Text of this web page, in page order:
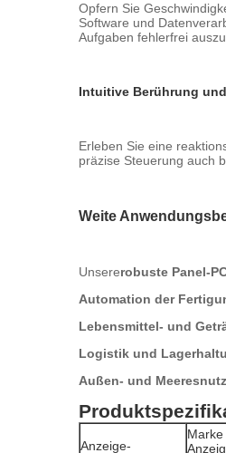
Opfern Sie
Software und
Aufgaben fehlerfrei
Intuitive Berührung
Erleben Sie eine
präzise Steuerung auch
Weite
Unsererobuste Panel-
Automation der
Lebensmittel- und
Logistik und
Außen- und
Anzeige-